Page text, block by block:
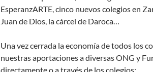
EsperanzARTE, cinco nuevos colegios en
Juan de Dios, la cárcel de Daroca…
Una vez cerrada la economía de todos los
nuestras aportaciones a diversas ONG y
directamente o a través de los colegios: